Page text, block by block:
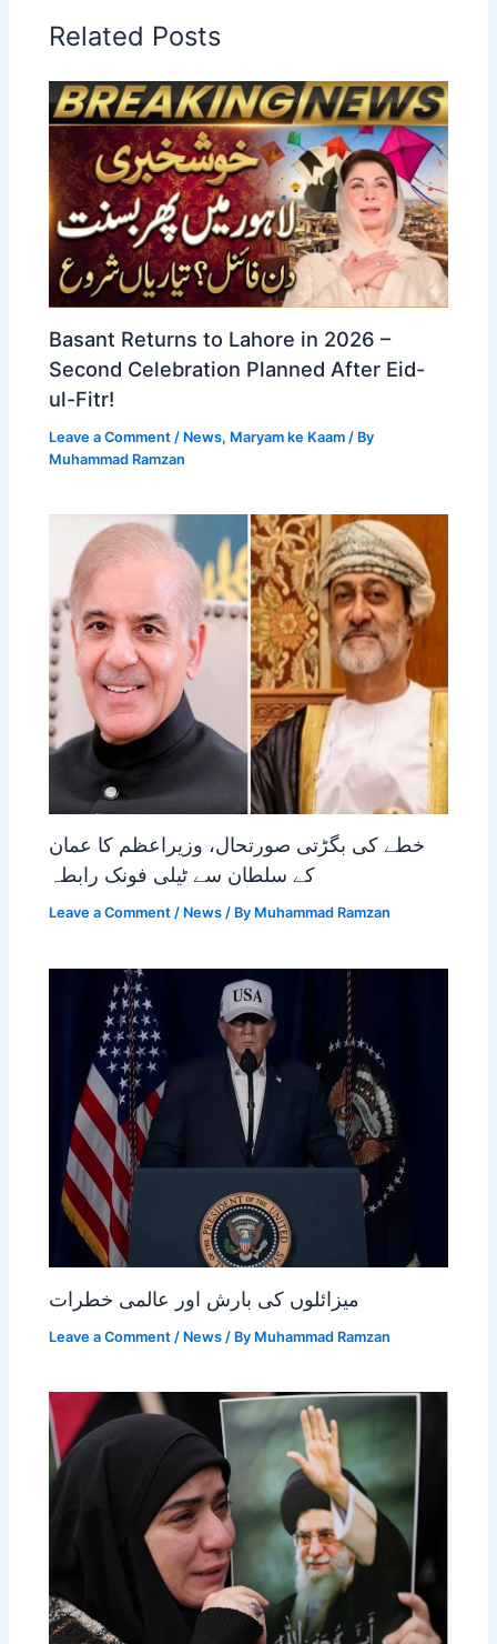
Related Posts
Basant Returns to Lahore in 2026 –
Second Celebration Planned After Eid-
ul-Fitr!
Leave a Comment / News, Maryam ke Kaam / By
Muhammad Ramzan
خطے کی بگڑتی صورتحال، وزیراعظم کا عمان
کے سلطان سے ٹیلی فونک رابطہ
Leave a Comment / News / By Muhammad Ramzan
میزائلوں کی بارش اور عالمی خطرات
Leave a Comment / News / By Muhammad Ramzan